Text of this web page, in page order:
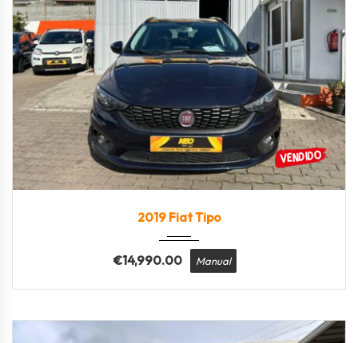
2019 Fiat Tipo
€14,990.00 Manual